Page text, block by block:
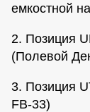
емкостной
2. Позиция
(Полевой
3. Позиция
FB-33)